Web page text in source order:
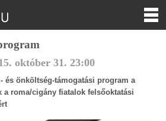
október 31. 23:00
és önköltség-támogatási program a
a roma/cigány fiatalok felsőoktatási